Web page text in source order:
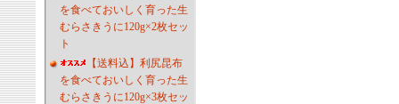
を食べておいしく育った生
むらさきうに120g×2枚セッ
ト
【送料込】利尻昆布
を食べておいしく育った生
むらさきうに120g×3枚セッ